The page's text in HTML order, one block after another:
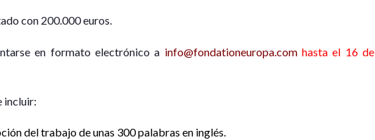
con 200.000 euros.
en formato electrónico a info@fondationeuropa.com hasta el 16 de
incluir:
del trabajo de unas 300 palabras en inglés.